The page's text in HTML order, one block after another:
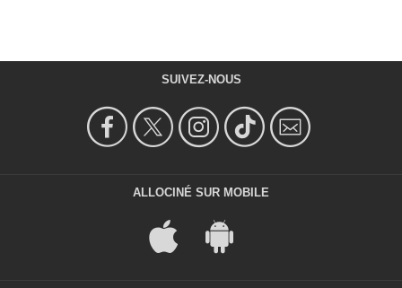
SUIVEZ-NOUS
ALLOCINÉ SUR MOBILE